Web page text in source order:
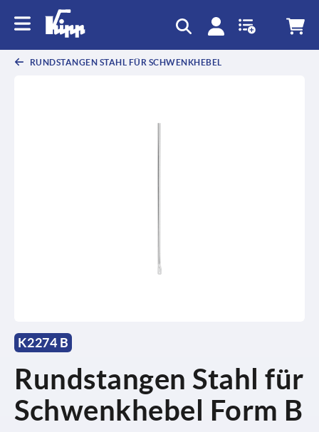
RUNDSTANGEN STAHL FÜR SCHWENKHEBEL
K2274 B
Rundstangen Stahl für
Schwenkhebel Form B